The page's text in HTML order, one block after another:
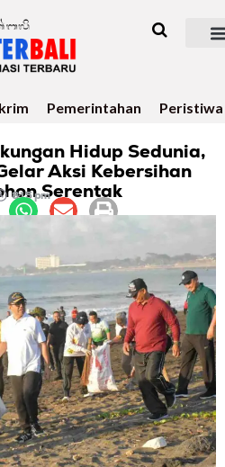
Pemerintahan Peristiwa
Hidup Sedunia,
Aksi Kebersihan
Serentak
8:15 pm